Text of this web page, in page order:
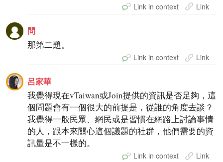
Link in context Link
問
那第二題。
Link in context Link
呂家華
我覺得現在vTaiwan或Join提供的資訊是否足夠，這
個問題會有一個很大的前提是，從誰的角度去談？
我覺得一般民眾、網民或是習慣在網路上討論事情
的人，跟本來關心這個議題的社群，他們需要的資
訊量是不一樣的。
Link in context Link